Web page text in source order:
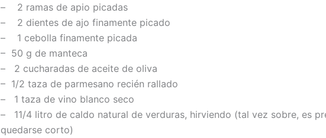
– 2 ramas de apio picadas
– 2 dientes de ajo finamente picado
– 1 cebolla finamente picada
– 50 g de manteca
– 2 cucharadas de aceite de oliva
– 1/2 taza de parmesano recién rallado
– 1 taza de vino blanco seco
– 11/4 litro de caldo natural de verduras, hirviendo (tal vez sobre, es
quedarse corto)